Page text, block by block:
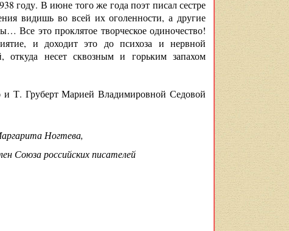
году. В июне того же года поэт писал сестре
видишь во всей их оголенности, а другие
Все это проклятое творческое одиночество!
и доходит это до психоза и нервной
несет сквозным и горьким запахом
и Т. Груберт Марией Владимировной Седовой
Ногтева,
Союза российских писателей